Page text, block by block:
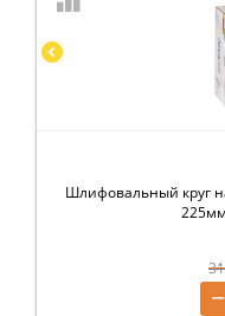
Шлифовальный круг
−